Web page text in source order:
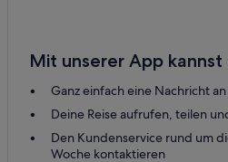
Mit unserer App kannst
Ganz einfach eine Nachricht
Deine Reise aufrufen, teilen
Den Kundenservice rund um
Woche kontaktieren